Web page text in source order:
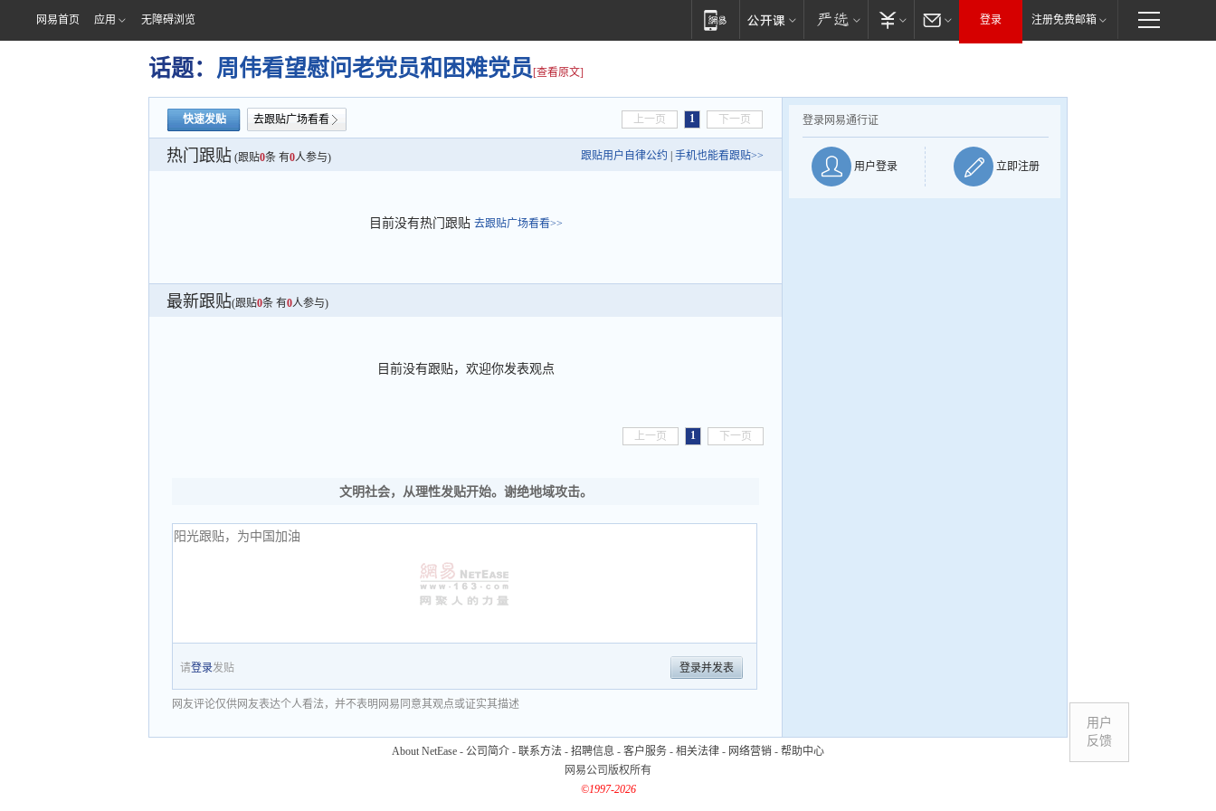
网易首页 应用 无障碍浏览 登录 注册免费邮箱
话题： 周伟看望慰问老党员和困难党员 [查看原文]
快速发贴 去跟贴广场看看 上一页 1 下一页
热门跟贴 (跟贴0条 有0人参与) 跟贴用户自律公约 手机也能看跟贴>>
目前没有热门跟贴 去跟贴广场看看>>
最新跟贴(跟贴0条 有0人参与)
目前没有跟贴，欢迎你发表观点
上一页 1 下一页
文明社会，从理性发贴开始。谢绝地域攻击。
请登录发贴 登录并发表
网友评论仅供网友表达个人看法，并不表明网易同意其观点或证实其描述
登录网易通行证
用户登录 立即注册
用户
反馈
About NetEase - 公司简介 - 联系方法 - 招聘信息 - 客户服务 - 相关法律 - 网络营销 - 帮助中心
网易公司版权所有
©1997-2026